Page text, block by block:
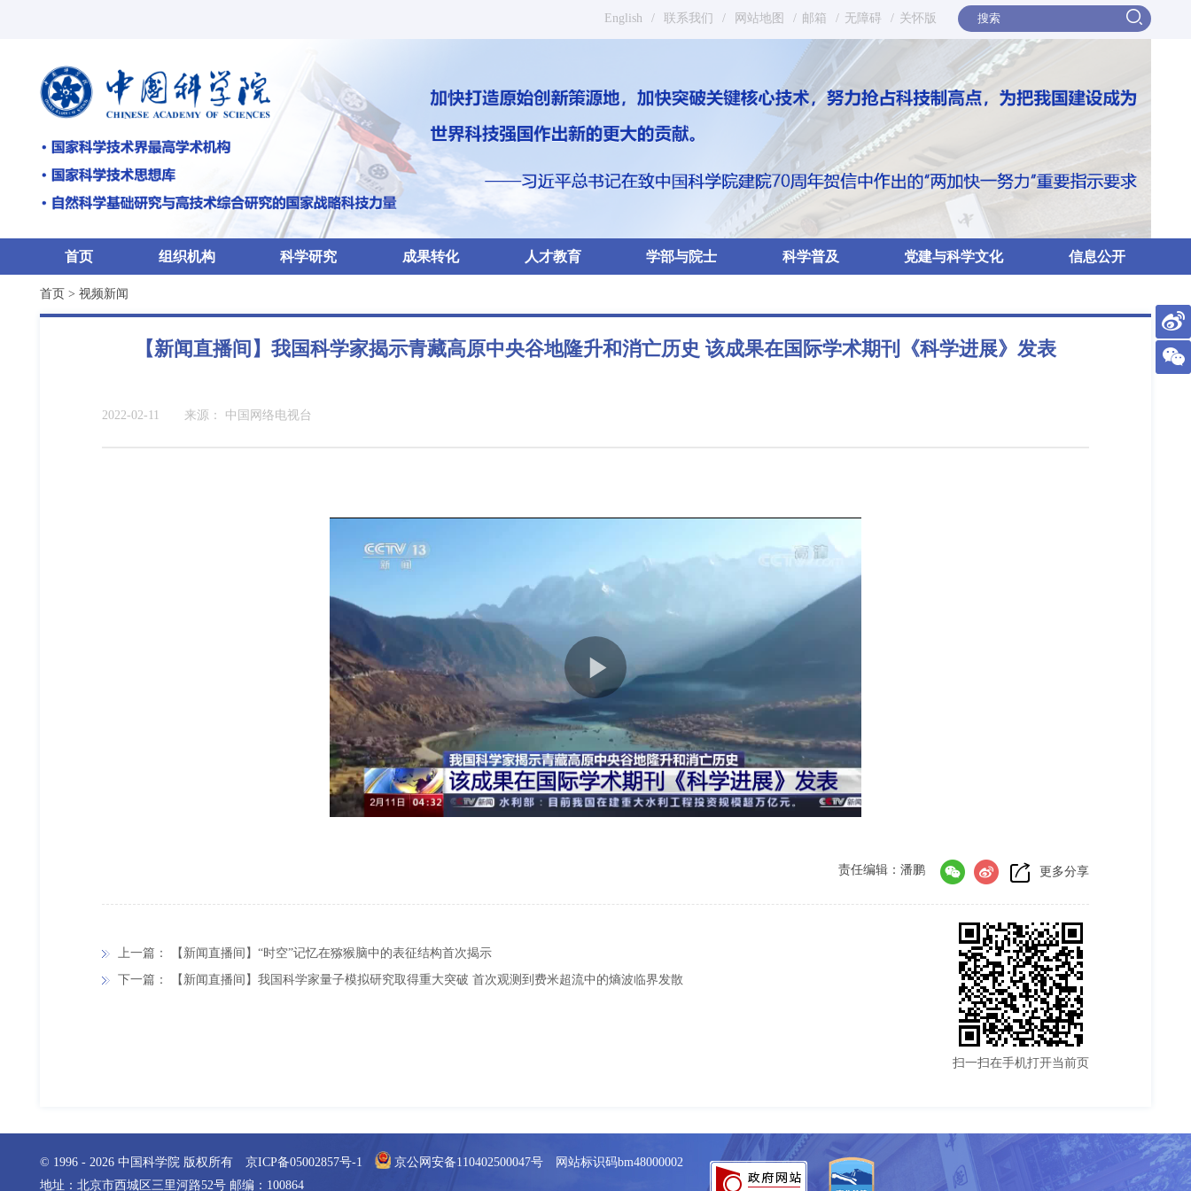
English / 联系我们 / 网站地图 / 邮箱 / 无障碍 / 关怀版
首页 组织机构 科学研究 成果转化 人才教育 学部与院士 科学普及 党建与科学文化 信息公开
首页 > 视频新闻
【新闻直播间】我国科学家揭示青藏高原中央谷地隆升和消亡历史 该成果在国际学术期刊《科学进展》发表
2022-02-11 来源： 中国网络电视台
更多分享
责任编辑：潘鹏
上一篇：
【新闻直播间】“时空”记忆在猕猴脑中的表征结构首次揭示
下一篇：
【新闻直播间】我国科学家量子模拟研究取得重大突破 首次观测到费米超流中的熵波临界发散
扫一扫在手机打开当前页
© 1996 - 2026 中国科学院 版权所有 京ICP备05002857号-1
京公网安备110402500047号 网站标识码bm48000002
地址：北京市西城区三里河路52号 邮编：100864